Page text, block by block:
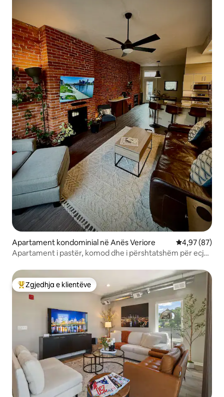
Apartament kondominial në Anës Veriore Vlerësimi
4,97 (87)
Apartament i pastër, komod dhe i përshtatshëm për ecje
Më të mirat e zgjedhjeve të klientëve
Zgjedhja e klientëve